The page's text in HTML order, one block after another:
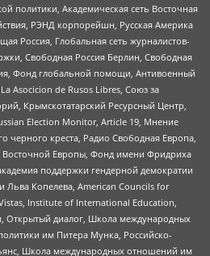
политики, Академическая сеть Восточная
РЭНД корпорейшн, Русская Америка
Россия, Глобальная сеть журналистов-
Свободная Россия Берлин, Свободная
Фонд глобальной помощи, Антивоенный
Asocicion de Rusos Libres, Союз за
Крымскотатарский Ресурсный Центр,
Election Monitor, Article 19, Мнение
черного креста, Радио Свободная Европа,
Восточной Европы, Фонд имени Фридриха
поддержки гендерной демократии
Копелева, American Councils for
Institute of International Education,
Открытый диалог, Школа международных
им Питера Мунка, Российско-
Школа международных отношений им